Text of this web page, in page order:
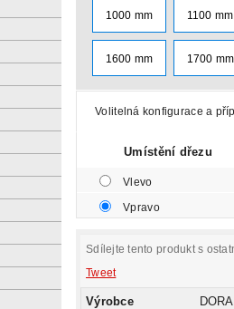
1000 mm 1100 mm
1600 mm 1700 mm
Volitelná konfigurace a
Umístění dřezu
Vlevo
Vpravo
Sdílejte tento produkt s
Tweet
Výrobce